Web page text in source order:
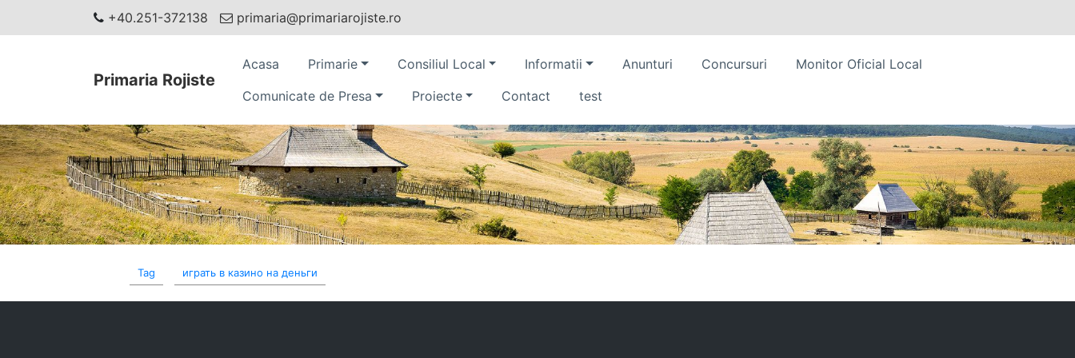
+40.251-372138 primaria@primariarojiste.ro
Primaria Rojiste
Acasa Primarie Consiliul Local Informatii Anunturi Concursuri
Monitor Oficial Local
Comunicate de Presa
Proiecte Contact test
Tag играть в казино на деньги